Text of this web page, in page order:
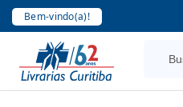
Bem-vindo(a)!